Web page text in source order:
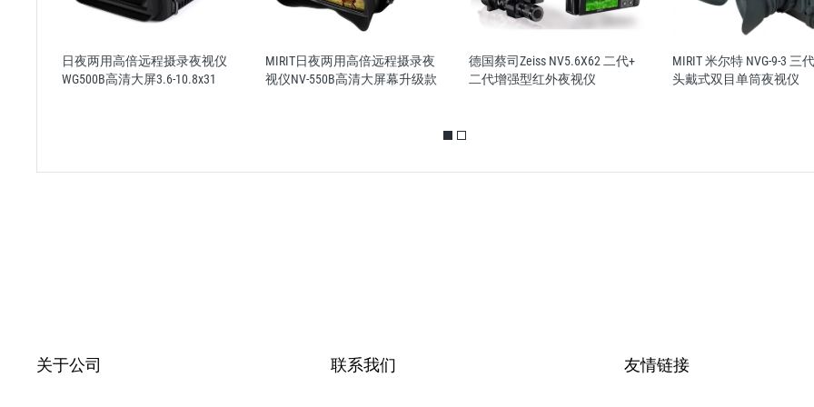
日夜两用高倍远程摄录夜视仪
WG500B高清大屏3.6-10.8x31
MIRIT日夜两用高倍远程摄录夜
视仪NV-550B高清大屏幕升级款
德国蔡司Zeiss NV5.6X62 二代+
二代增强型红外夜视仪
MIRIT 米尔特 NVG-9-3 三
头戴式双目单筒夜视仪
关于公司 联系我们 友情链接